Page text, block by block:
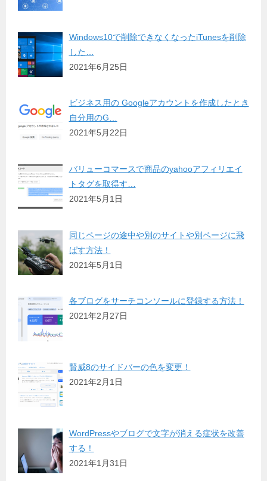
Windows10で削除できなくなったiTunesを削除
した…
2021年6月25日
ビジネス用の Googleアカウントを作成したとき
自分用のG…
2021年5月22日
バリューコマースで商品のyahooアフィリエイ
トタグを取得す…
2021年5月1日
同じページの途中や別のサイトや別ページに飛
ばす方法！
2021年5月1日
各ブログをサーチコンソールに登録する方法！
2021年2月27日
賢威8のサイドバーの色を変更！
2021年2月1日
WordPressやブログで文字が消える症状を改善
する！
2021年1月31日